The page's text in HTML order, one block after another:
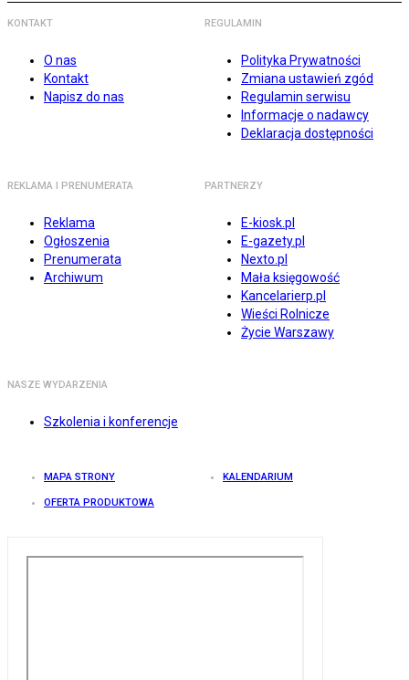
KONTAKT
O nas
Kontakt
Napisz do nas
REGULAMIN
Polityka Prywatności
Zmiana ustawień zgód
Regulamin serwisu
Informacje o nadawcy
Deklaracja dostępności
REKLAMA I PRENUMERATA
Reklama
Ogłoszenia
Prenumerata
Archiwum
PARTNERZY
E-kiosk.pl
E-gazety.pl
Nexto.pl
Mała księgowość
Kancelarierp.pl
Wieści Rolnicze
Życie Warszawy
NASZE WYDARZENIA
Szkolenia i konferencje
MAPA STRONY KALENDARIUM
OFERTA PRODUKTOWA